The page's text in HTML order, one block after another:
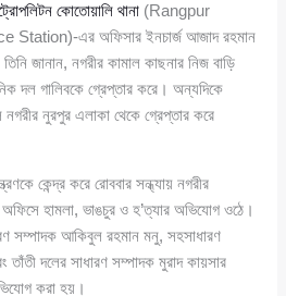
কোতোয়ালি থানা (Rangpur
এর অফিসার ইনচার্জ আজাদ রহমান
জানান, নগরীর কামাল কাছনার নিজ বাড়ি
দল গালিবকে গ্রেপ্তার করে। অন্যদিকে
নগরীর নুরপুর এলাকা থেকে গ্রেপ্তার করে
কেন্দ্র করে রোববার সন্ধ্যায় নগরীর
হামলা, ভাঙচুর ও হ’ত্যার অভিযোগ ওঠে।
সম্পাদক আকিবুল রহমান মনু, সহসাধারণ
তাঁতী দলের সাধারণ সম্পাদক মুরাদ কায়সার
করা হয়।